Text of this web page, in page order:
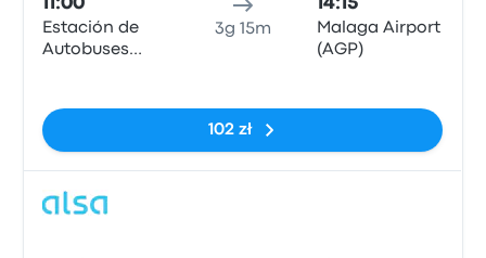
11:00
Estación de
Autobuses
3g 15m
14:15
Malaga Airport
(AGP)
102 zł